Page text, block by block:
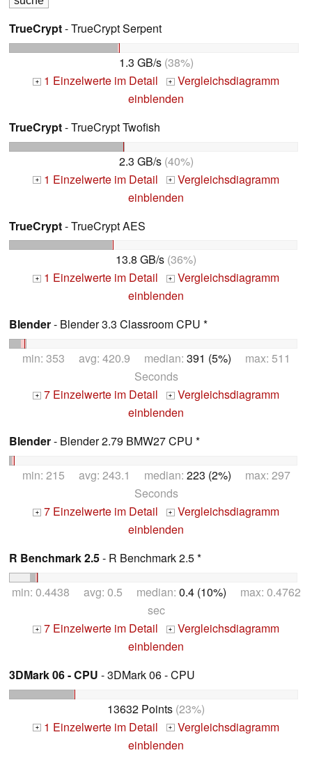
TrueCrypt- TrueCrypt Serpent
1.3 GB/s(38%)
+ 1 Einzelwerte im Detail + Vergleichsdiagramm
einblenden
TrueCrypt- TrueCrypt Twofish
2.3 GB/s(40%)
+ 1 Einzelwerte im Detail + Vergleichsdiagramm
einblenden
TrueCrypt- TrueCrypt AES
13.8 GB/s (36%)
+ 1 Einzelwerte im Detail + Vergleichsdiagramm
einblenden
Blender- Blender 3.3 Classroom CPU *
min: 353 avg: 420.9 median: 391 (5%) max: 511
Seconds
+ 7 Einzelwerte im Detail + Vergleichsdiagramm
einblenden
Blender- Blender 2.79 BMW27 CPU *
min: 215 avg: 243.1 median: 223 (2%) max: 297
Seconds
+ 7 Einzelwerte im Detail + Vergleichsdiagramm
einblenden
R Benchmark 2.5- R Benchmark 2.5 *
min: 0.4438 avg: 0.5 median: 0.4 (10%) max: 0.4762
sec
+ 7 Einzelwerte im Detail + Vergleichsdiagramm
einblenden
3DMark 06 - CPU - 3DMark 06 - CPU
13632 Points (23%)
+ 1 Einzelwerte im Detail + Vergleichsdiagramm
einblenden